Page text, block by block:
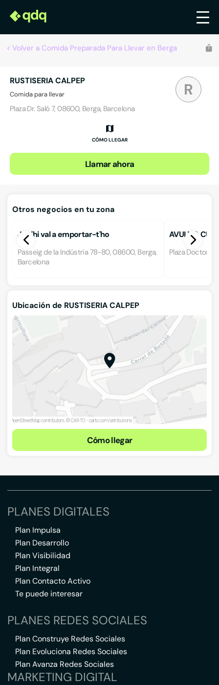
Volver a Comida Preparada Para Llevar en Berga
R
RUSTISERIA CALPEP
Comida para llevar
Plaza Dr. Saló 7, 08600, Berga, Barcelona
CÓMO LLEGAR
Llamar ahora
Otros negocios en tu zona
Ja s'hi val a emportar-t'ho
Passeig de la Indústria 78-80, 08600, Berga,
Barcelona
AVUI NO
Plaza Doctor
Ubicación de RUSTISERIA CALPEP
Cómo llegar
PLANES DIGITALES
Plan Impulsa
Plan Desarrollo
Plan Visibilidad
Plan Integral
Plan Contacto Activo
Te puede interesar
PLANES REDES SOCIALES
Plan Construye Redes Sociales
Plan Evoluciona Redes Sociales
Plan Avanza Redes Sociales
MARKETING DIGITAL